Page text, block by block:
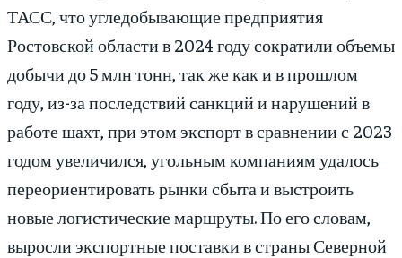
ТАСС, что угледобывающие предприятия
Ростовской области в 2024 году сократили объемы
добычи до 5 млн тонн, так же как и в прошлом
году, из-за последствий санкций и нарушений в
работе шахт, при этом экспорт в сравнении с 2023
годом увеличился, угольным компаниям удалось
переориентировать рынки сбыта и выстроить
новые логистические маршруты. По его словам,
выросли экспортные поставки в страны Северной